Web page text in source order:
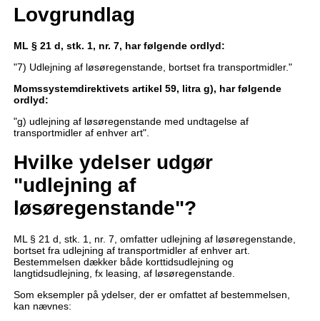
Lovgrundlag
ML § 21 d, stk. 1, nr. 7, har følgende ordlyd:
"7) Udlejning af løsøregenstande, bortset fra transportmidler."
Momssystemdirektivetsartikel 59, litra g), har følgende
ordlyd:
"g) udlejning af løsøregenstande med undtagelse af
transportmidler af enhver art".
Hvilke ydelser udgør
"udlejning af
løsøregenstande"?
ML § 21 d, stk. 1, nr. 7, omfatter udlejning af løsøregenstande,
bortset fra udlejning af transportmidler af enhver art.
Bestemmelsen dækker både korttidsudlejning og
langtidsudlejning, fx leasing, af løsøregenstande.
Som eksempler på ydelser, der er omfattet af bestemmelsen,
kan nævnes: